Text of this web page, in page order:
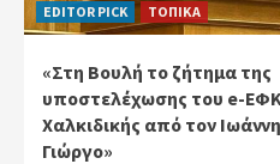
EDITOR PICK ΤΟΠΙΚΑ
«Στη Βουλή το ζήτημα της
υποστελέχωσης του e-
Χαλκιδικής από τον Ιωάννη
Γιώργο»